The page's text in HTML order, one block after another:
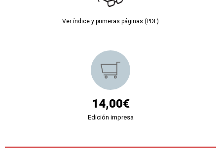
Ver índice y primeras páginas (PDF)
14,00€
Edición impresa